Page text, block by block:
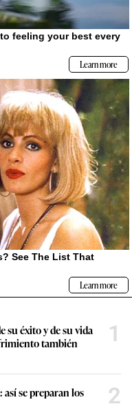
su éxito y de su vida
también
1
se preparan los
2